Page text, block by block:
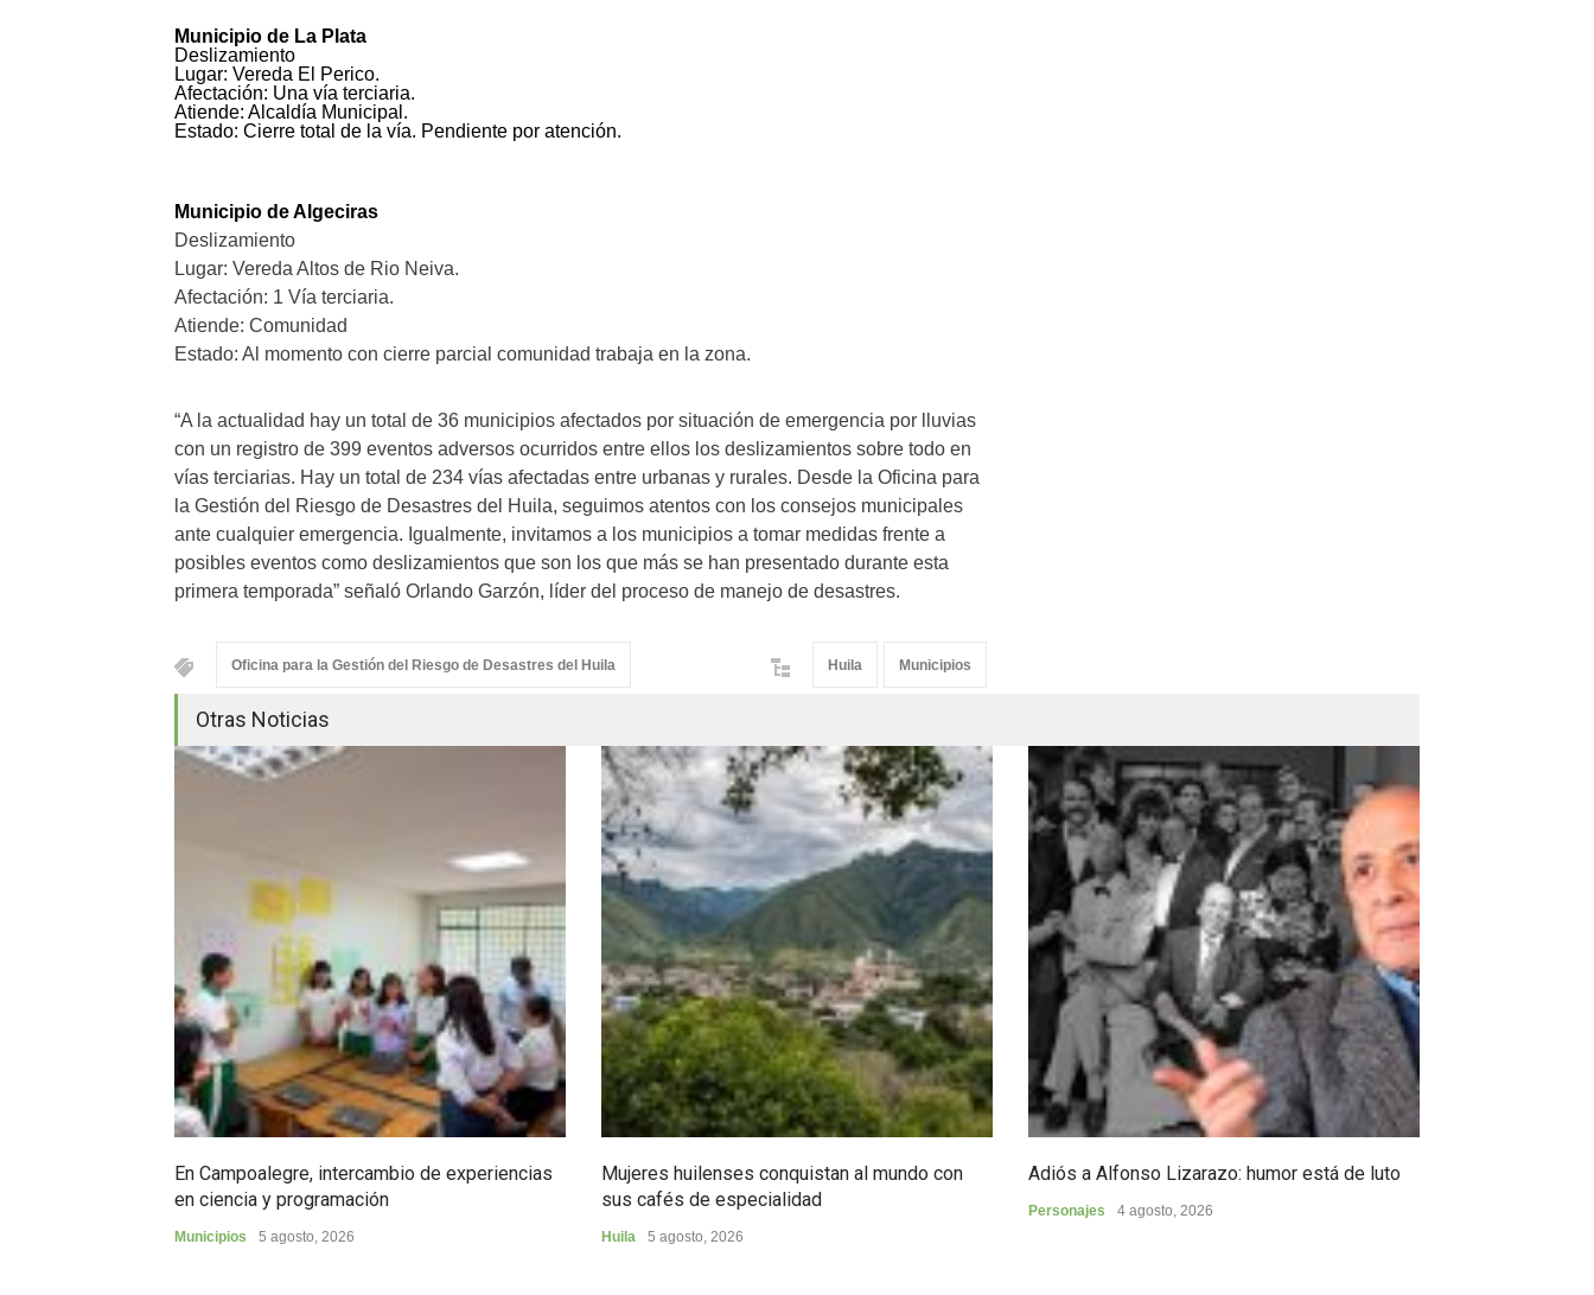
Municipio de La Plata
Deslizamiento
Lugar: Vereda El Perico.
Afectación: Una vía terciaria.
Atiende: Alcaldía Municipal.
Estado: Cierre total de la vía. Pendiente por atención.
Municipio de Algeciras
Deslizamiento
Lugar: Vereda Altos de Rio Neiva.
Afectación: 1 Vía terciaria.
Atiende: Comunidad
Estado: Al momento con cierre parcial comunidad trabaja en la zona.
“A la actualidad hay un total de 36 municipios afectados por situación de emergencia por lluvias
con un registro de 399 eventos adversos ocurridos entre ellos los deslizamientos sobre todo en
vías terciarias. Hay un total de 234 vías afectadas entre urbanas y rurales. Desde la Oficina para
la Gestión del Riesgo de Desastres del Huila, seguimos atentos con los consejos municipales
ante cualquier emergencia. Igualmente, invitamos a los municipios a tomar medidas frente a
posibles eventos como deslizamientos que son los que más se han presentado durante esta
primera temporada” señaló Orlando Garzón, líder del proceso de manejo de desastres.
Oficina para la Gestión del Riesgo de Desastres del Huila Huila Municipios
Otras Noticias
En Campoalegre, intercambio de experiencias
en ciencia y programación
Municipios 5 agosto, 2026
Mujeres huilenses conquistan al mundo con
sus cafés de especialidad
Huila 5 agosto, 2026
Adiós a Alfonso Lizarazo: humor está de luto
Personajes 4 agosto, 2026